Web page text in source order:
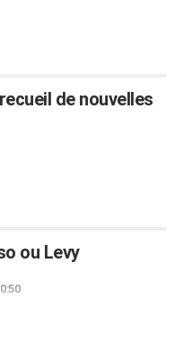
de nouvelles
ou Levy